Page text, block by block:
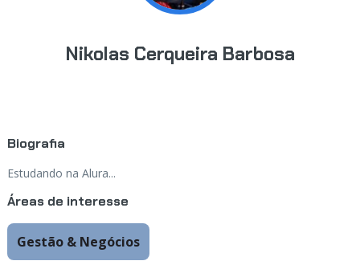
Nikolas Cerqueira Barbosa
Biografia
Estudando na Alura...
Áreas de interesse
Gestão & Negócios